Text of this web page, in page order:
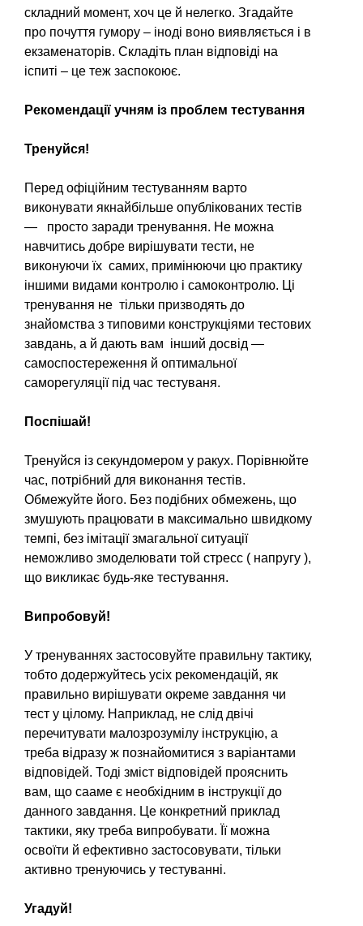
складний момент, хоч це й нелегко. Згадайте
про почуття гу­мору – іноді воно виявляється і в
екзаменаторів. Складіть план відповіді на
іспиті – це теж заспокоює.
Рекомендації учням із проблем тестування
Тренуйся!
Перед офіційним тестуванням варто
виконувати якнайбільше опублікованих тестів
— просто заради тренування. Не можна
навчитись добре вирішувати тести, не
виконуючи їх самих, примінюючи цю практику
іншими видами контролю і самоконтролю. Ці
тренування не тільки призводять до
знайомства з типовими конструкціями тестових
завдань, а й дають вам інший досвід —
самоспостереження й оптимальної
саморегуляції під час тестуваня.
Поспішай!
Тренуйся із секундомером у ракух. Порівнюйте
час, потрібний для виконання тестів.
Обмежуйте його. Без подібних обмежень, що
змушують працювати в максимально швидкому
темпі, без імітації змагальної ситуації
неможливо змоделювати той стресс ( напругу ),
що викликає будь-яке тестування.
Випробовуй!
У тренуваннях застосовуйте правильну тактику,
тобто додержуйтесь усіх рекомендацій, як
правильно вирішувати окреме завдання чи
тест у цілому. Наприклад, не слід двічі
перечитувати малозрозумілу інструкцію, а
треба відразу ж познайомитися з варіантами
відповідей. Тоді зміст відповідей прояснить
вам, що сааме є необхідним в інструкції до
данного завдання. Це конкретний приклад
тактики, яку треба випробувати. Її можна
освоїти й ефективно застосовувати, тільки
активно тренуючись у тестуванні.
Угадуй!